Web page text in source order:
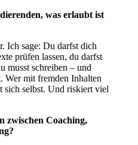
was erlaubt ist
Ich sage: Du darfst dich
prüfen lassen, du darfst
musst schreiben – und
Wer mit fremden Inhalten
sich selbst. Und riskiert viel
zwischen Coaching,